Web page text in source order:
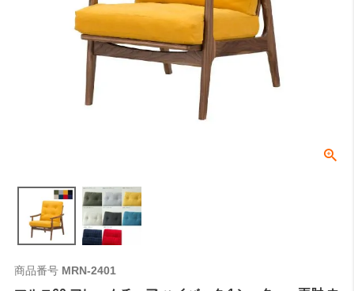
商品番号 MRN-2401